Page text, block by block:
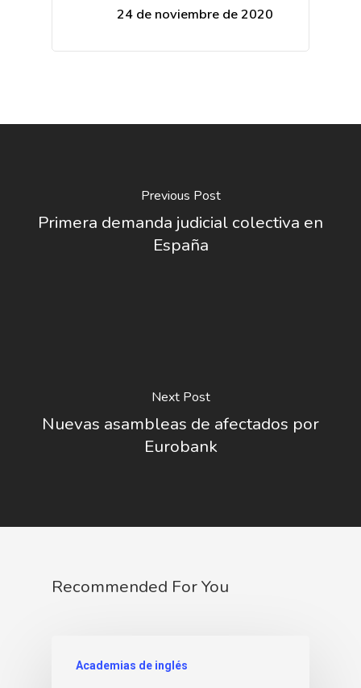
24 de noviembre de 2020
Previous Post
Primera demanda judicial colectiva en
España
Next Post
Nuevas asambleas de afectados por
Eurobank
Recommended For You
Academias de inglés